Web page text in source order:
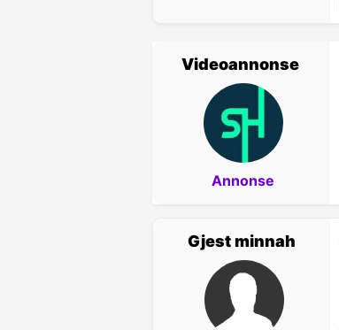
Videoannonse
Annonse
Gjest minnah